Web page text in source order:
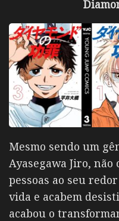
Mesmo sendo um
Ayasegawa Jiro, não
pessoas ao seu
vida e acabem
acabou o